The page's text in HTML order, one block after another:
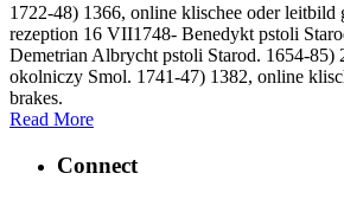
1722-48) 1366, online klischee oder leitbild
rezeption 16 VII1748- Benedykt pstoli
Demetrian Albrycht pstoli Starod. 1654-85)
okolniczy Smol. 1741-47) 1382, online
brakes.
Read More
Connect